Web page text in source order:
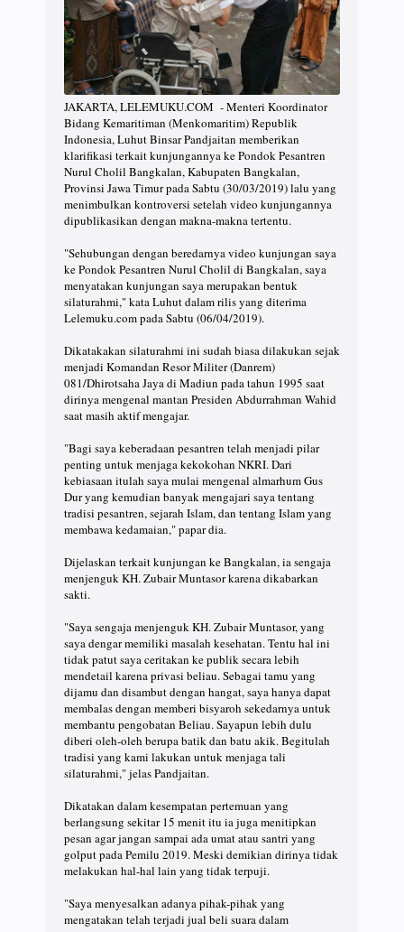
JAKARTA, LELEMUKU.COM - Menteri Koordinator
Bidang Kemaritiman (Menkomaritim) Republik
Indonesia, Luhut Binsar Pandjaitan memberikan
klarifikasi terkait kunjungannya ke Pondok Pesantren
Nurul Cholil Bangkalan, Kabupaten Bangkalan,
Provinsi Jawa Timur pada Sabtu (30/03/2019) lalu yang
menimbulkan kontroversi setelah video kunjungannya
dipublikasikan dengan makna-makna tertentu.
"Sehubungan dengan beredarnya video kunjungan saya
ke Pondok Pesantren Nurul Cholil di Bangkalan, saya
menyatakan kunjungan saya merupakan bentuk
silaturahmi," kata Luhut dalam rilis yang diterima
Lelemuku.com pada Sabtu (06/04/2019).
Dikatakakan silaturahmi ini sudah biasa dilakukan sejak
menjadi Komandan Resor Militer (Danrem)
081/Dhirotsaha Jaya di Madiun pada tahun 1995 saat
dirinya mengenal mantan Presiden Abdurrahman Wahid
saat masih aktif mengajar.
"Bagi saya keberadaan pesantren telah menjadi pilar
penting untuk menjaga kekokohan NKRI. Dari
kebiasaan itulah saya mulai mengenal almarhum Gus
Dur yang kemudian banyak mengajari saya tentang
tradisi pesantren, sejarah Islam, dan tentang Islam yang
membawa kedamaian," papar dia.
Dijelaskan terkait kunjungan ke Bangkalan, ia sengaja
menjenguk KH. Zubair Muntasor karena dikabarkan
sakti.
"Saya sengaja menjenguk KH. Zubair Muntasor, yang
saya dengar memiliki masalah kesehatan. Tentu hal ini
tidak patut saya ceritakan ke publik secara lebih
mendetail karena privasi beliau. Sebagai tamu yang
dijamu dan disambut dengan hangat, saya hanya dapat
membalas dengan memberi bisyaroh sekedarnya untuk
membantu pengobatan Beliau. Sayapun lebih dulu
diberi oleh-oleh berupa batik dan batu akik. Begitulah
tradisi yang kami lakukan untuk menjaga tali
silaturahmi," jelas Pandjaitan.
Dikatakan dalam kesempatan pertemuan yang
berlangsung sekitar 15 menit itu ia juga menitipkan
pesan agar jangan sampai ada umat atau santri yang
golput pada Pemilu 2019. Meski demikian dirinya tidak
melakukan hal-hal lain yang tidak terpuji.
"Saya menyesalkan adanya pihak-pihak yang
mengatakan telah terjadi jual beli suara dalam